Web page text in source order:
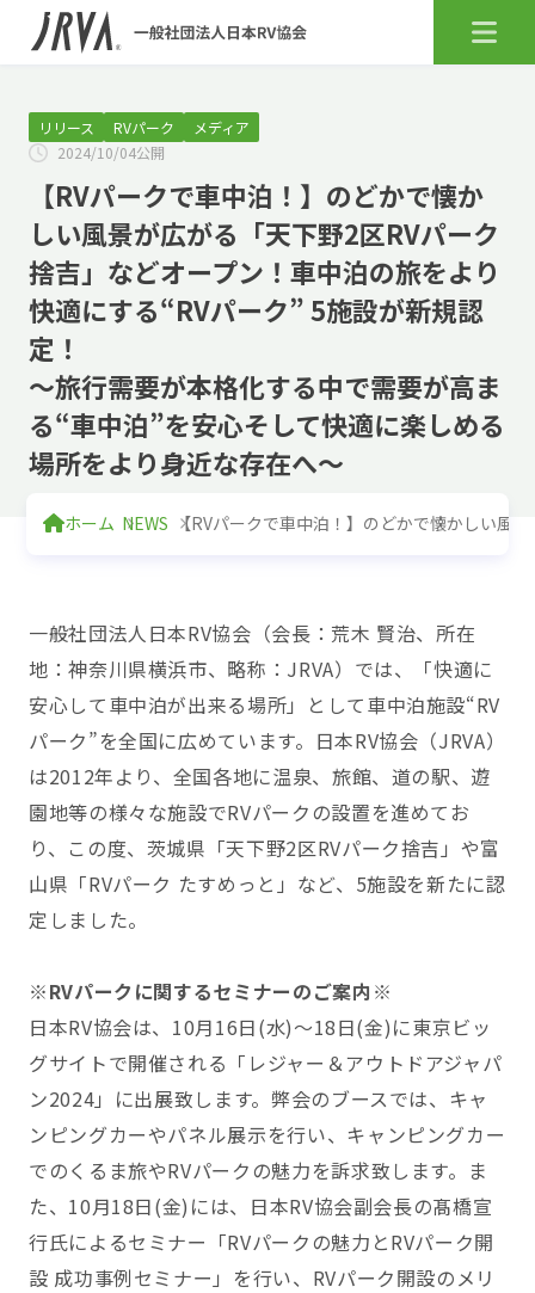
リリース RVパーク
メディア
2024/10/04公開
【RVパークで車中泊！】のどかで懐か
しい風景が広がる「天下野2区RVパーク
捨吉」などオープン！車中泊の旅をより
快適にする“RVパーク” 5施設が新規認
定！
～旅行需要が本格化する中で需要が高ま
る“車中泊”を安心そして快適に楽しめる
場所をより身近な存在へ～
ホーム NEWS 【RVパークで車中泊！】のどかで懐かしい風
一般社団法人日本RV協会（会長：荒木 賢治、所在
地：神奈川県横浜市、略称：JRVA）では、「快適に
安心して車中泊が出来る場所」として車中泊施設“RV
パーク”を全国に広めています。日本RV協会（JRVA）
は2012年より、全国各地に温泉、旅館、道の駅、遊
園地等の様々な施設でRVパークの設置を進めてお
り、この度、茨城県「天下野2区RVパーク捨吉」や富
山県「RVパーク たすめっと」など、5施設を新たに認
定しました。
※RVパークに関するセミナーのご案内※
日本RV協会は、10月16日(水)～18日(金)に東京ビッ
グサイトで開催される「レジャー＆アウトドアジャパ
ン2024」に出展致します。弊会のブースでは、キャ
ンピングカーやパネル展示を行い、キャンピングカー
でのくるま旅やRVパークの魅力を訴求致します。ま
た、10月18日(金)には、日本RV協会副会長の髙橋宣
行氏によるセミナー「RVパークの魅力とRVパーク開
設 成功事例セミナー」を行い、RVパーク開設のメリ